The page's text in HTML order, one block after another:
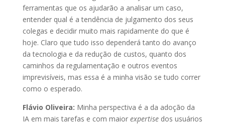
ferramentas que os ajudarão a analisar um caso,
entender qual é a tendência de julgamento dos seus
colegas e decidir muito mais rapidamente do que é
hoje. Claro que tudo isso dependerá tanto do avanço
da tecnologia e da redução de custos, quanto dos
caminhos da regulamentação e outros eventos
imprevisíveis, mas essa é a minha visão se tudo correr
como o esperado.
Flávio Oliveira: Minha perspectiva é a da adoção da
IA em mais tarefas e com maior expertisedos usuários